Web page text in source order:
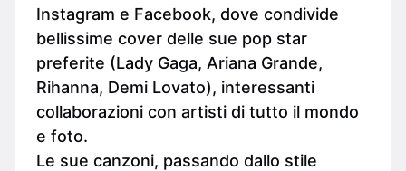
Instagram e Facebook, dove condivide
bellissime cover delle sue pop star
preferite (Lady Gaga, Ariana Grande,
Rihanna, Demi Lovato), interessanti
collaborazioni con artisti di tutto il mondo
e foto.
Le sue canzoni, passando dallo stile